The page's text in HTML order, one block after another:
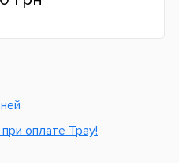
оплате Tpay!